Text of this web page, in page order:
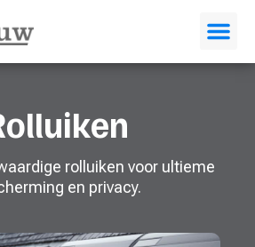
rolluiken voor ultieme
en privacy.